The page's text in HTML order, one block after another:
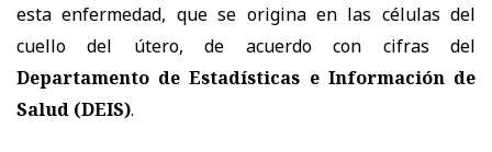
esta enfermedad, que se origina en las células del
cuello del útero, de acuerdo con cifras del
Departamento de Estadísticas e Información de
Salud (DEIS).